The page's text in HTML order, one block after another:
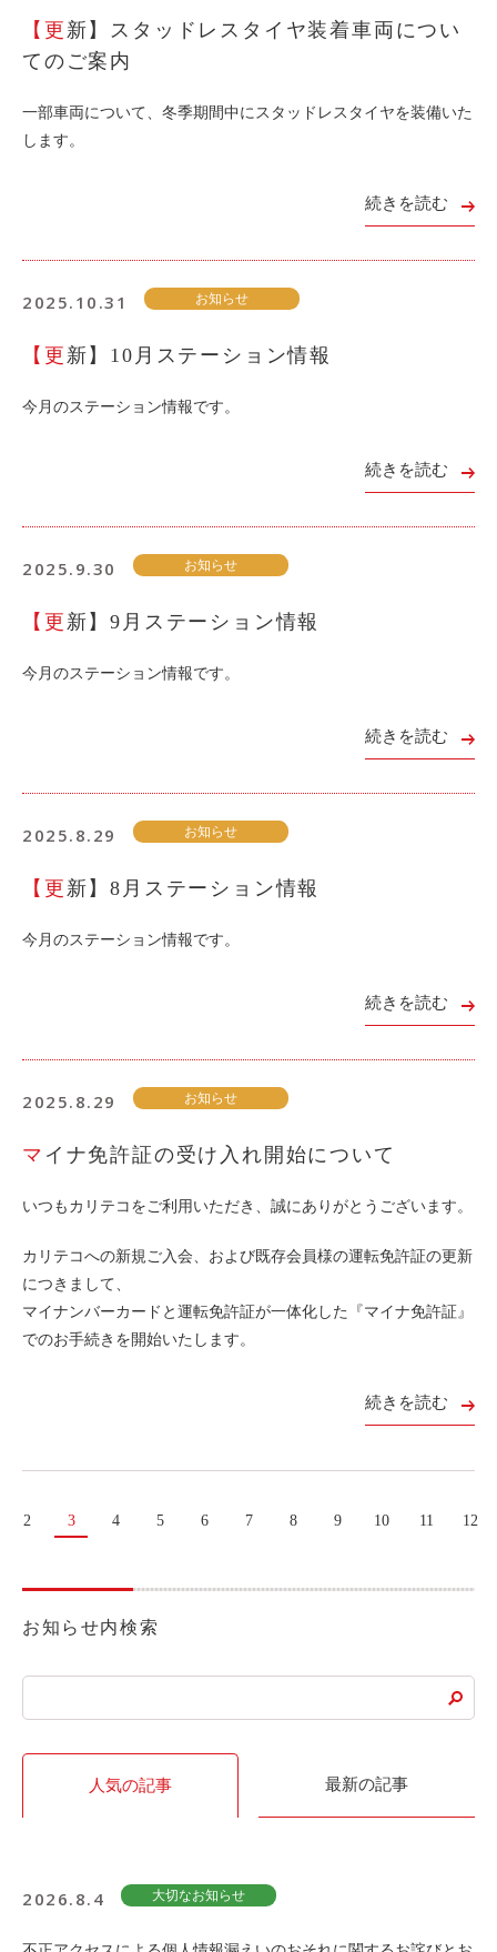
【更新】スタッドレスタイヤ装着車両につい
てのご案内
一部車両について、冬季期間中にスタッドレスタイヤを装備いた
します。
続きを読む
2025.10.31 お知らせ
【更新】10月ステーション情報
今月のステーション情報です。
続きを読む
2025.9.30 お知らせ
【更新】9月ステーション情報
今月のステーション情報です。
続きを読む
2025.8.29 お知らせ
【更新】8月ステーション情報
今月のステーション情報です。
続きを読む
2025.8.29 お知らせ
マイナ免許証の受け入れ開始について
いつもカリテコをご利用いただき、誠にありがとうございます。
カリテコへの新規ご入会、および既存会員様の運転免許証の更新
につきまして、
マイナンバーカードと運転免許証が一体化した『マイナ免許証』
でのお手続きを開始いたします。
続きを読む
2 3 4 5 6 7 8 9 10 11 12
お知らせ内検索
人気の記事 最新の記事
2026.8.4 大切なお知らせ